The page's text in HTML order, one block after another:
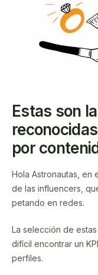
Estas son
por
Hola Astronautas, en
de las influencers,
petando en redes.
La selección de
difícil encontrar un
perfiles.